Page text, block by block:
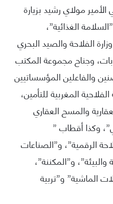
مولاي رشيد بزيارة
الغذائية”،
الفلاحة والصيد البحري
وجناح مجموعة المكتب
والفاعلين المؤسساتيين
المغربية للتأمين،
والمسح العقاري
وكذا أقطاب ”
الرقمية”، و”الصناعات
و”المكننة”،
الماشية” و”تربية